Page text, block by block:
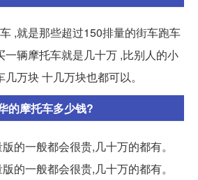
,就是那些超过150排量的街车跑车
一辆摩托车就是几十万 ,比别人的小
万块 十几万块也都可以。
的摩托车多少钱?
的一般都会很贵,几十万的都有。
的一般都会很贵,几十万的都有。